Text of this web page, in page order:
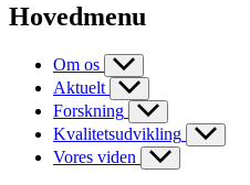
Hovedmenu
Om os
Aktuelt
Forskning
Kvalitetsudvikling
Vores viden